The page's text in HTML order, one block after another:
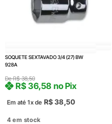
SOQUETE SEXTAVADO 3/4 (27) BW
928A
DeR$38,50
Em até 1x de R$38,50
R$36,58 no Pix
4 em stock